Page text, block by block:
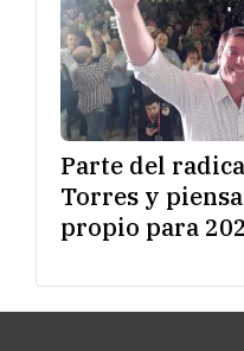
Parte del
Torres y
propio para